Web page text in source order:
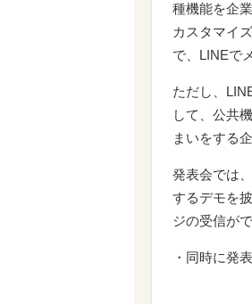
種機能を企
カスタマイ
で、LINEで
ただし、
して、公共
まいをする
発表会では
するデモを
ジの受信がで
・同時に発